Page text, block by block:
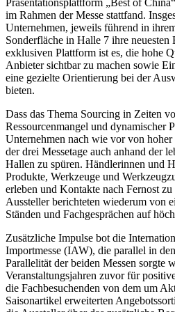
Präsentationsplattform „Best of
im Rahmen der Messe stattfand.
Unternehmen, jeweils führend in
Sonderfläche in Halle 7 ihre
exklusiven Plattform ist es, die hohe
Anbieter sichtbar zu machen sowie
eine gezielte Orientierung bei der
bieten.
Dass das Thema Sourcing in Zeiten
Ressourcenmangel und dynamischer
Unternehmen nach wie vor von
der drei Messetage auch anhand der
Hallen zu spüren. Händlerinnen und
Produkte, Werkzeuge und
erleben und Kontakte nach Fernost
Aussteller berichteten wiederum von
Ständen und Fachgesprächen auf
Zusätzliche Impulse bot die
Importmesse (IAW), die parallel in
Parallelität der beiden Messen sorgte
Veranstaltungsjahren zuvor für
die Fachbesuchenden von dem um
Saisonartikel erweiterten